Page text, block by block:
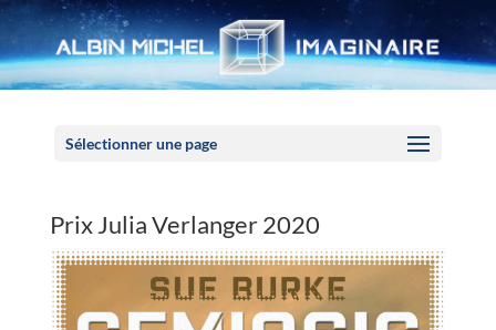
Sélectionner une page
Prix Julia Verlanger 2020
Panneau de gestion des cookies